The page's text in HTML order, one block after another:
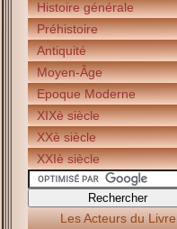
Histoire générale
Préhistoire
Antiquité
Moyen-Âge
Epoque Moderne
XIXè siècle
XXè siècle
XXIè siècle
Les Acteurs du Livre